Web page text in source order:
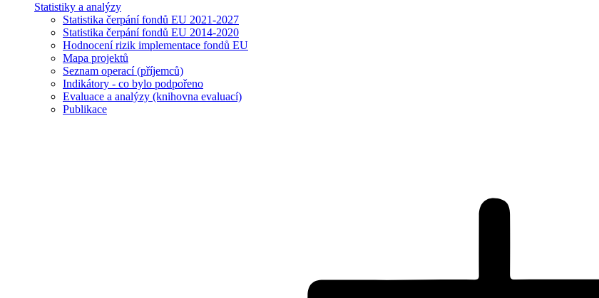
Statistiky a analýzy
Statistika čerpání fondů EU 2021-2027
Statistika čerpání fondů EU 2014-2020
Hodnocení rizik implementace fondů EU
Mapa projektů
Seznam operací (příjemců)
Indikátory - co bylo podpořeno
Evaluace a analýzy (knihovna evaluací)
Publikace